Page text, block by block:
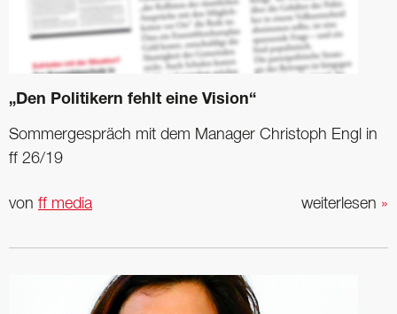
„Den Politikern fehlt eine Vision“
Sommergespräch mit dem Manager Christoph Engl in
ff 26/19
weiterlesen »
von ff media